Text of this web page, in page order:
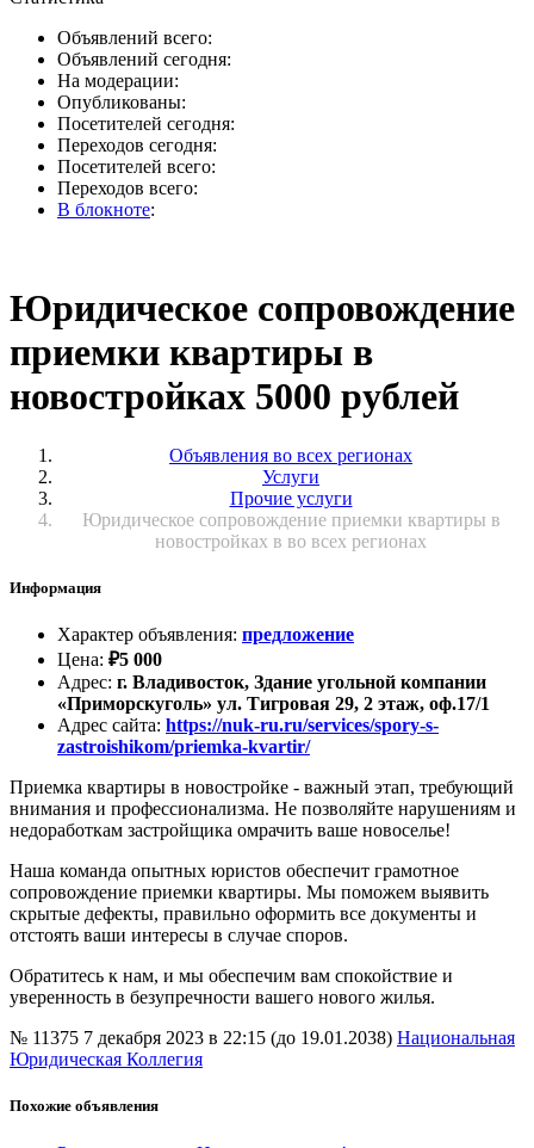
Объявлений всего:
Объявлений сегодня:
На модерации:
Опубликованы:
Посетителей сегодня:
Переходов сегодня:
Посетителей всего:
Переходов всего:
В блокноте:
Юридическое сопровождение
приемки квартиры в
новостройках 5000 рублей
Объявления во всех регионах
Услуги
Прочие услуги
Юридическое сопровождение приемки квартиры в
новостройках в во всех регионах
Информация
Характер объявления: предложение
Цена: ₽5 000
Адрес: г. Владивосток, Здание угольной компании
«Приморскуголь» ул. Тигровая 29, 2 этаж, оф.17/1
Адрес сайта: https://nuk-ru.ru/services/spory-s-
zastroishikom/priemka-kvartir/
Приемка квартиры в новостройке - важный этап, требующий
внимания и профессионализма. Не позволяйте нарушениям и
недоработкам застройщика омрачить ваше новоселье!
Наша команда опытных юристов обеспечит грамотное
сопровождение приемки квартиры. Мы поможем выявить
скрытые дефекты, правильно оформить все документы и
отстоять ваши интересы в случае споров.
Обратитесь к нам, и мы обеспечим вам спокойствие и
уверенность в безупречности вашего нового жилья.
№ 11375 7 декабря 2023 в 22:15 (до 19.01.2038) Национальная
Юридическая Коллегия
Похожие объявления